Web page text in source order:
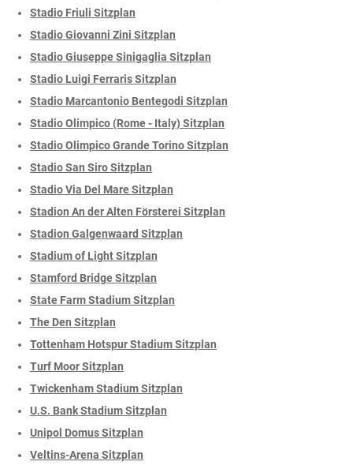
Stadio Friuli Sitzplan
Stadio Giovanni Zini Sitzplan
Stadio Giuseppe Sinigaglia Sitzplan
Stadio Luigi Ferraris Sitzplan
Stadio Marcantonio Bentegodi Sitzplan
Stadio Olimpico (Rome - Italy) Sitzplan
Stadio Olimpico Grande Torino Sitzplan
Stadio San Siro Sitzplan
Stadio Via Del Mare Sitzplan
Stadion An der Alten Försterei Sitzplan
Stadion Galgenwaard Sitzplan
Stadium of Light Sitzplan
Stamford Bridge Sitzplan
State Farm Stadium Sitzplan
The Den Sitzplan
Tottenham Hotspur Stadium Sitzplan
Turf Moor Sitzplan
Twickenham Stadium Sitzplan
U.S. Bank Stadium Sitzplan
Unipol Domus Sitzplan
Veltins-Arena Sitzplan